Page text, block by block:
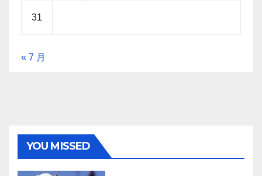
31
« 7 月
YOU MISSED